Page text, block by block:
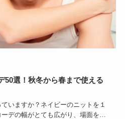
50選！秋冬から春まで使える
いますか？ネイビーのニットを１
デの幅がとても広がり、場面を問